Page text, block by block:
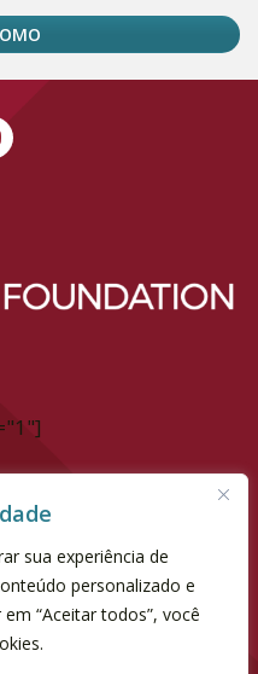
sua experiência de
personalizado e
“Aceitar todos”, você
Latin
andar
Cordeiro